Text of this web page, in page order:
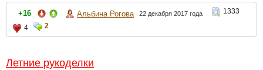
+16 Альбина Рогова 22 декабря 2017 года
1333
4
2
Летние рукоделки